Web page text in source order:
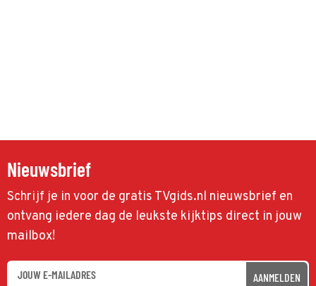
Nieuwsbrief
Schrijf je in voor de gratis TVgids.nl nieuwsbrief en
ontvang iedere dag de leukste kijktips direct in jouw
mailbox!
AANMELDEN